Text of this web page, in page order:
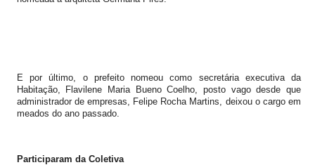
E por último, o prefeito nomeou como secretária executiva da
Habitação, Flavilene Maria Bueno Coelho, posto vago desde que
administrador de empresas, Felipe Rocha Martins, deixou o cargo em
meados do ano passado.
Participaram da Coletiva